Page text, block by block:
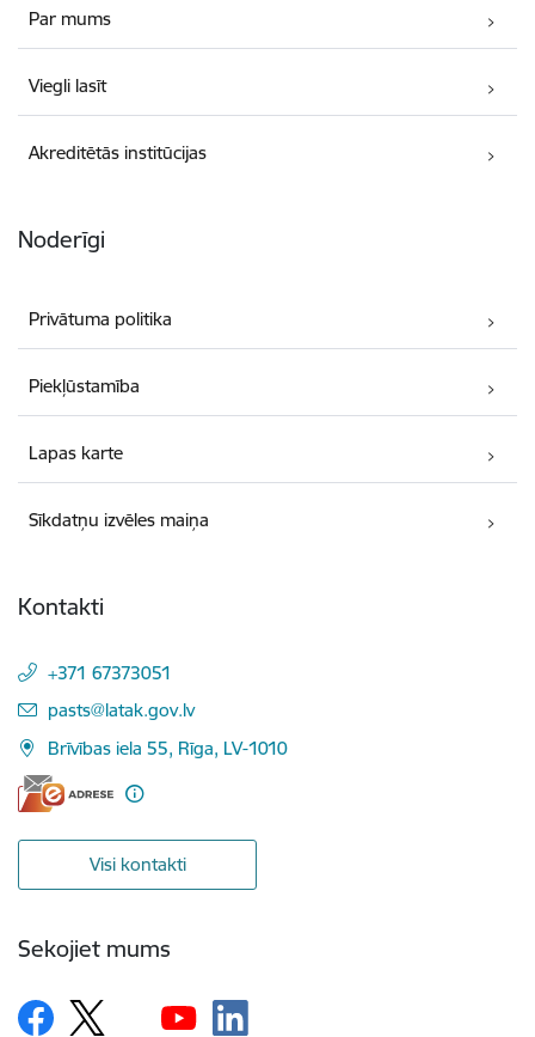
Par mums
Viegli lasīt
Akreditētās institūcijas
Noderīgi
Privātuma politika
Piekļūstamība
Lapas karte
Sīkdatņu izvēles maiņa
Kontakti
+371 67373051
E-pasts:
pasts@latak.gov.lv
Brīvības iela 55, Rīga, LV-1010
Visi kontakti
Sekojiet mums